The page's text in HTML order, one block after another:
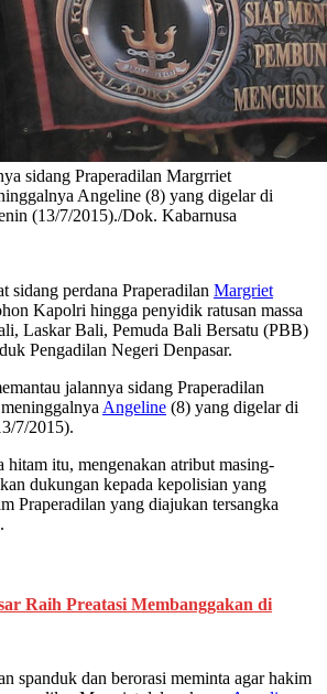
sidang Praperadilan Margrriet
Angeline (8) yang digelar di
(13/7/2015)./Dok. Kabarnusa
sidang perdana Praperadilan Margriet
Kapolri hingga penyidik ratusan massa
Laskar Bali, Pemuda Bali Bersatu (PBB)
Pengadilan Negeri Denpasar.
jalannya sidang Praperadilan
Angeline (8) yang digelar di
7/2015).
hitam itu, mengenakan atribut masing-
dukungan kepada kepolisian yang
Praperadilan yang diajukan tersangka
.
Raih Preatasi Membanggakan di
spanduk dan berorasi meminta agar hakim